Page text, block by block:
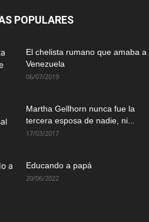
POPULARES
El chelista rumano que amaba a
Venezuela
06/07/2019
Martha Gellhorn nunca fue la
tercera esposa de nadie, ni...
17/03/2017
Educando a papá
20/06/2022